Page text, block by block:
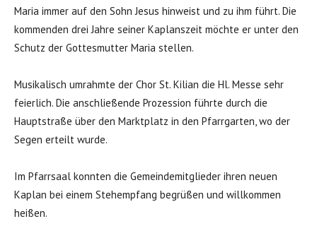
Maria immer auf den Sohn Jesus hinweist und zu ihm führt. Die
kommenden drei Jahre seiner Kaplanszeit möchte er unter den
Schutz der Gottesmutter Maria stellen.
Musikalisch umrahmte der Chor St. Kilian die Hl. Messe sehr
feierlich. Die anschließende Prozession führte durch die
Hauptstraße über den Marktplatz in den Pfarrgarten, wo der
Segen erteilt wurde.
Im Pfarrsaal konnten die Gemeindemitglieder ihren neuen
Kaplan bei einem Stehempfang begrüßen und willkommen
heißen.